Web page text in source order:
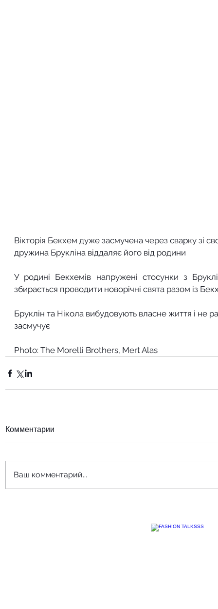
Вікторія Бекхем дуже засмучена через сварку зі
дружина Брукліна віддаляє його від родини
У родині Бекхемів напружені стосунки з
збирається проводити новорічні свята разом із
Бруклін та Нікола вибудовують власне життя і не
засмучує
Photo: The Morelli Brothers, Mert Alas
Комментарии
Ваш комментарий...